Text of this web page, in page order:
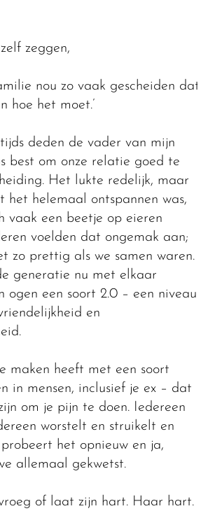
zeggen,
nou zo vaak gescheiden dat
hoe het moet.’
deden de vader van mijn
best om onze relatie goed te
Het lukte redelijk, maar
het helemaal ontspannen was,
vaak een beetje op eieren
voelden dat ongemak aan;
zo prettig als we samen waren.
generatie nu met elkaar
ogen een soort 2.0 – een niveau
en
maken heeft met een soort
in mensen, inclusief je ex – dat
om je pijn te doen. Iedereen
worstelt en struikelt en
het opnieuw en ja,
allemaal gekwetst.
of laat zijn hart. Haar hart.